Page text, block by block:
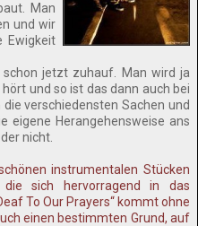
Man
und wir
Ewigkeit
schon jetzt zuhauf. Man wird ja
und so ist das dann auch bei
verschiedensten Sachen und
eigene Herangehensweise ans
nicht.
instrumentalen Stücken
sich hervorragend in das
To Our Prayers“ kommt ohne
einen bestimmten Grund, auf